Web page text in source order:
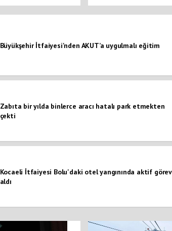
Büyükşehir İtfaiyesi'nden AKUT’a uygulmalı eğitim
Zabıta bir yılda binlerce aracı hatalı park etmekten
çekti
Kocaeli İtfaiyesi Bolu'daki otel yangınında aktif görev
aldı